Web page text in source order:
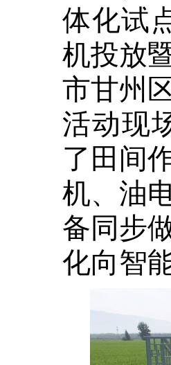
体化试
机投放
市甘州
活动现
了田间
机、油
备同步
化向智